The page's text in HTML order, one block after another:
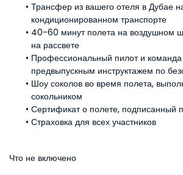
Трансфер из вашего отеля в Дубае
кондиционированном транспорте
40-60 минут полета на воздушном
на рассвете
Профессиональный пилот и
предвыпускным инструктажем по
Шоу соколов во время полета,
сокольником
Сертификат о полете, подписанный
Страховка для всех участников
Что не включено